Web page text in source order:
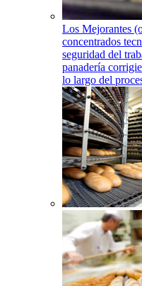
Los Mejorantes
concentrados
seguridad del
panadería
lo largo del